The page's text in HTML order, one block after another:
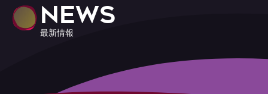
NEWS
最新情報